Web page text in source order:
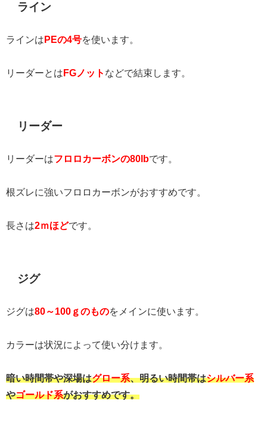
ライン
ラインは PEの4号を使います。
リーダーとは FGノット などで結束します。
リーダー
リーダーはフロロカーボンの80lbです。
根ズレに強いフロロカーボンがおすすめです。
長さは2ｍほどです。
ジグ
ジグは80～100ｇのものをメインに使います。
カラーは状況によって使い分けます。
暗い時間帯や深場はグロー系、明るい時間帯はシルバー系
やゴールド系がおすすめです。